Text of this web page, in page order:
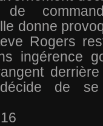
donne
Rogers
ingérence
de